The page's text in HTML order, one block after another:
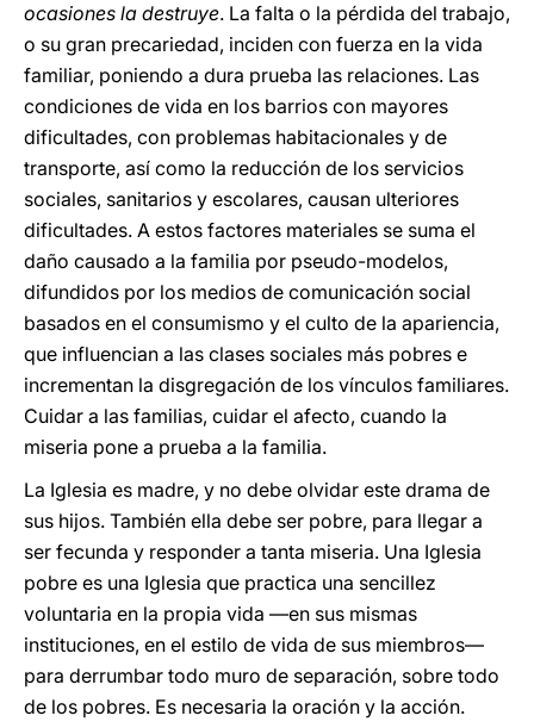
ocasiones la destruye. La falta o la pérdida del trabajo,
o su gran precariedad, inciden con fuerza en la vida
familiar, poniendo a dura prueba las relaciones. Las
condiciones de vida en los barrios con mayores
dificultades, con problemas habitacionales y de
transporte, así como la reducción de los servicios
sociales, sanitarios y escolares, causan ulteriores
dificultades. A estos factores materiales se suma el
daño causado a la familia por pseudo-modelos,
difundidos por los medios de comunicación social
basados en el consumismo y el culto de la apariencia,
que influencian a las clases sociales más pobres e
incrementan la disgregación de los vínculos familiares.
Cuidar a las familias, cuidar el afecto, cuando la
miseria pone a prueba a la familia.
La Iglesia es madre, y no debe olvidar este drama de
sus hijos. También ella debe ser pobre, para llegar a
ser fecunda y responder a tanta miseria. Una Iglesia
pobre es una Iglesia que practica una sencillez
voluntaria en la propia vida —en sus mismas
instituciones, en el estilo de vida de sus miembros—
para derrumbar todo muro de separación, sobre todo
de los pobres. Es necesaria la oración y la acción.